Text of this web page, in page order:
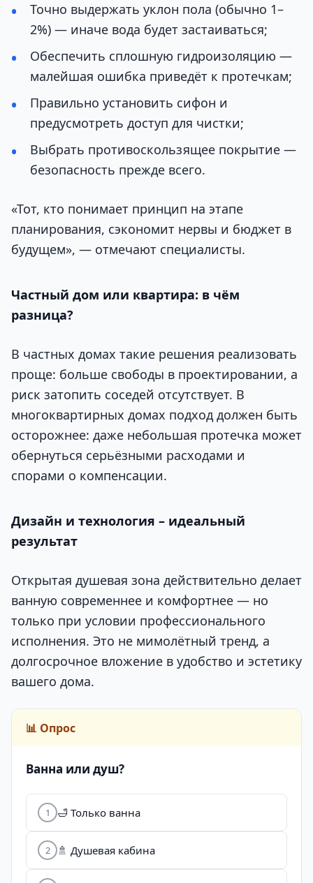
Точно выдержать уклон пола (обычно 1–
2%) — иначе вода будет застаиваться;
Обеспечить сплошную гидроизоляцию —
малейшая ошибка приведёт к протечкам;
Правильно установить сифон и
предусмотреть доступ для чистки;
Выбрать противоскользящее покрытие —
безопасность прежде всего.
«Тот, кто понимает принцип на этапе
планирования, сэкономит нервы и бюджет в
будущем», — отмечают специалисты.
Частный дом или квартира: в чём
разница?
В частных домах такие решения реализовать
проще: больше свободы в проектировании, а
риск затопить соседей отсутствует. В
многоквартирных домах подход должен быть
осторожнее: даже небольшая протечка может
обернуться серьёзными расходами и
спорами о компенсации.
Дизайн и технология – идеальный
результат
Открытая душевая зона действительно делает
ванную современнее и комфортнее — но
только при условии профессионального
исполнения. Это не мимолётный тренд, а
долгосрочное вложение в удобство и эстетику
вашего дома.
📊 Опрос
Ванна или душ?
1 🛁 Только ванна
2 🚿 Душевая кабина